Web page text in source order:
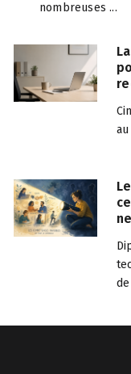
nombreuses ...